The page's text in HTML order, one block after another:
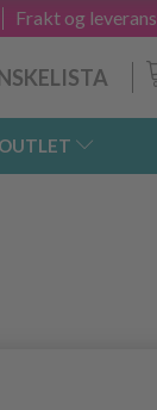
Frakt og leverans
OUTLET